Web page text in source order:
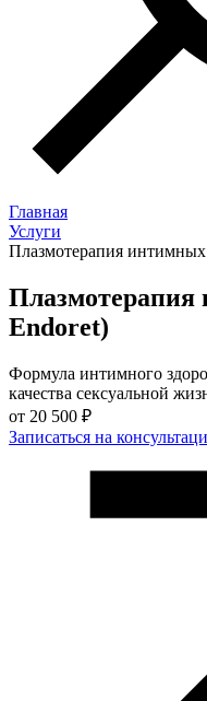
Главная
Услуги
Плазмотерапия
Плазмотерапия
Endoret)
Формула интимного
качества сексуальной
от 20 500 ₽
Записаться на